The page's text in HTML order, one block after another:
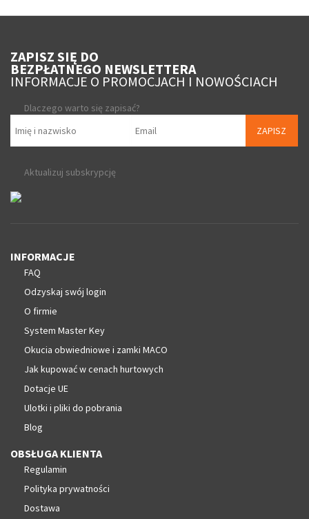
ZAPISZ SIĘ DO
BEZPŁATNEGO NEWSLETTERA
INFORMACJE O PROMOCJACH I NOWOŚCIACH
Dlaczego warto się zapisać?
ZAPISZ
Aktualizuj subskrypcję
INFORMACJE
FAQ
Odzyskaj swój login
O firmie
System Master Key
Okucia obwiedniowe i zamki MACO
Jak kupować w cenach hurtowych
Dotacje UE
Ulotki i pliki do pobrania
Blog
OBSŁUGA KLIENTA
Regulamin
Polityka prywatności
Dostawa